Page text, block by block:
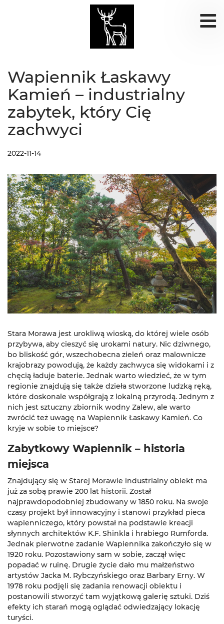
Wapiennik Łaskawy
Kamień – industrialny
zabytek, który Cię
zachwyci
2022-11-14
Stara Morawa jest urokliwą wioską, do której wiele osób
przybywa, aby cieszyć się urokami natury. Nic dziwnego,
bo bliskość gór, wszechobecna zieleń oraz malownicze
krajobrazy powodują, że każdy zachwyca się widokami i z
chęcią ładuje baterie. Jednak warto wiedzieć, że w tym
regionie znajdują się także dzieła stworzone ludzką ręką,
które doskonale współgrają z lokalną przyrodą. Jednym z
nich jest sztuczny zbiornik wodny Zalew, ale warto
zwrócić też uwagę na Wapiennik Łaskawy Kamień. Co
kryje w sobie to miejsce?
Zabytkowy Wapiennik – historia
miejsca
Znajdujący się w Starej Morawie industrialny obiekt ma
już za sobą prawie 200 lat historii. Został
najprawdopodobniej zbudowany w 1850 roku. Na swoje
czasy projekt był innowacyjny i stanowi przykład pieca
wapienniczego, który powstał na podstawie kreacji
słynnych architektów K.F. Shinkla i hrabiego Rumforda.
Jednak pierwotne zadanie Wapiennika zakończyło się w
1920 roku. Pozostawiony sam w sobie, zaczął więc
popadać w ruinę. Drugie życie dało mu małżeństwo
artystów Jacka M. Rybczyńskiego oraz Barbary Erny. W
1978 roku podjęli się zadania renowacji obiektu i
postanowili stworzyć tam wyjątkową galerię sztuki. Dziś
efekty ich starań mogą oglądać odwiedzający lokację
turyści.